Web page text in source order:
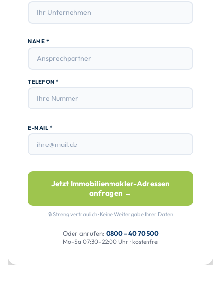
NAME *
TELEFON *
E-MAIL *
Jetzt Immobilienmakler-Adressen
anfragen →
🔒 Streng vertraulich · Keine Weitergabe Ihrer Daten
Oder anrufen: 0800 – 40 70 500
Mo–Sa 07:30–22:00 Uhr · kostenfrei